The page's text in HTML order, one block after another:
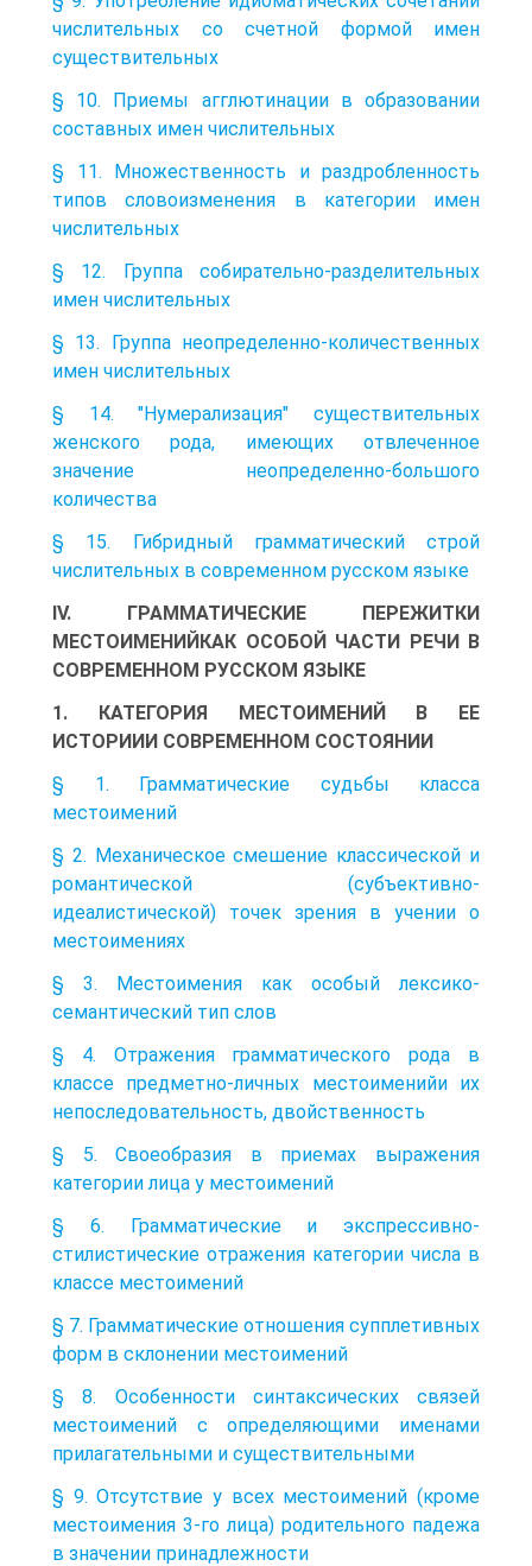
числительных со счетной формой имен
существительных
§ 10. Приемы агглютинации в образовании
составных имен числительных
§ 11. Множественность и раздробленность
типов словоизменения в категории имен
числительных
§ 12. Группа собирательно-разделительных
имен числительных
§ 13. Группа неопределенно-количественных
имен числительных
§ 14. "Нумерализация" существительных
женского рода, имеющих отвлеченное
значение неопределенно-большого
количества
§ 15. Гибридный грамматический строй
числительных в современном русском языке
IV. ГРАММАТИЧЕСКИЕ ПЕРЕЖИТКИ
МЕСТОИМЕНИЙКАК ОСОБОЙ ЧАСТИ РЕЧИ В
СОВРЕМЕННОМ РУССКОМ ЯЗЫКЕ
1. КАТЕГОРИЯ МЕСТОИМЕНИЙ В ЕЕ
ИСТОРИИИ СОВРЕМЕННОМ СОСТОЯНИИ
§ 1. Грамматические судьбы класса
местоимений
§ 2. Механическое смешение классической и
романтической (субъективно-
идеалистической) точек зрения в учении о
местоимениях
§ 3. Местоимения как особый лексико-
семантический тип слов
§ 4. Отражения грамматического рода в
классе предметно-личных местоименийи их
непоследовательность, двойственность
§ 5. Своеобразия в приемах выражения
категории лица у местоимений
§ 6. Грамматические и экспрессивно-
стилистические отражения категории числа в
классе местоимений
§ 7. Грамматические отношения супплетивных
форм в склонении местоимений
§ 8. Особенности синтаксических связей
местоимений с определяющими именами
прилагательными и существительными
§ 9. Отсутствие у всех местоимений (кроме
местоимения 3-го лица) родительного падежа
в значении принадлежности